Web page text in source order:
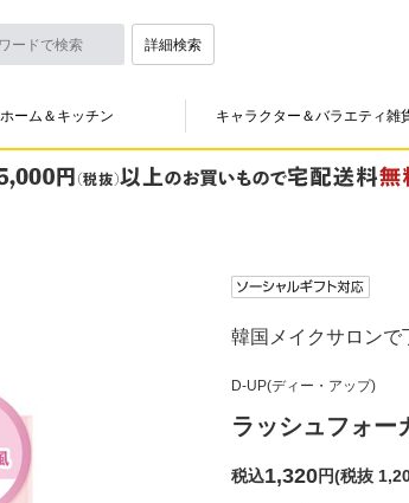
詳細検索
ホーム＆キッチン キャラクター＆バラエティ雑
韓国メイクサロンで
D-UP(ディー・アップ)
ラッシュフォー
税込1,320円(税抜